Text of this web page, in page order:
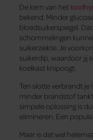
De kern van het
bekend. Minder
bloedsuikerspiegel.
schommelingen
suikerziekte. Je
suikerdip, waardoor jij
koelkast knipoogt.
Ten slotte verbrandt je
minder brandstof
simpele oplossing is
elimineren. Een
Maar is dat wel